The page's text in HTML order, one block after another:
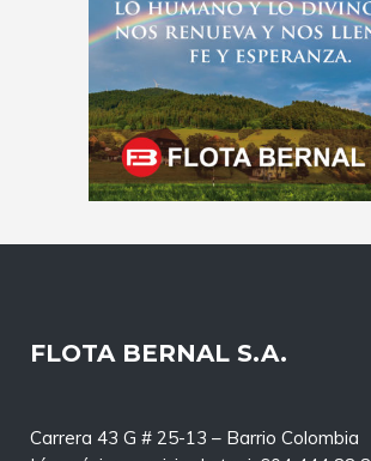
FLOTA BERNAL S.A.
Carrera 43 G # 25-13 – Barrio Colombia